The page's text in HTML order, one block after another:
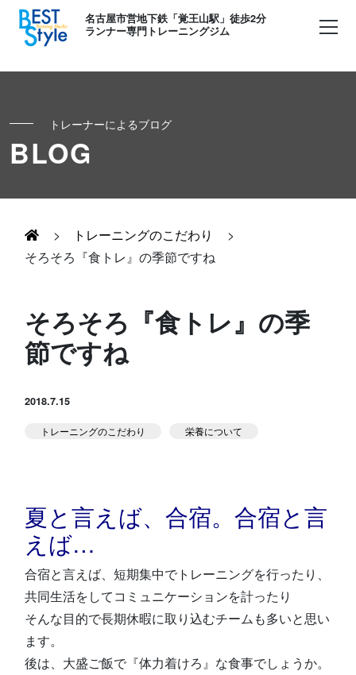
名古屋市営地下鉄「覚王山駅」徒歩2分
ランナー専門トレーニングジム
初めての方へ
お客様の声
足育
Runner's パーソナル
Runner's ピラティス
キッズ・かけっこ
お知らせ
NEWS
アクセス 問い合せ よくある質問
体験予約する TELする
トレーナーによるブログ
BLOG
> トレーニングのこだわり
>
そろそろ『食トレ』の季節ですね
そろそろ『食トレ』の季
節ですね
2018.7.15
トレーニングのこだわり 栄養について
夏と言えば、合宿。合宿と言
えば…
合宿と言えば、短期集中でトレーニングを行ったり、
共同生活をしてコミュニケーションを計ったり
そんな目的で長期休暇に取り込むチームも多いと思い
ます。
後は、大盛ご飯で『体力着けろ』な食事でしょうか。